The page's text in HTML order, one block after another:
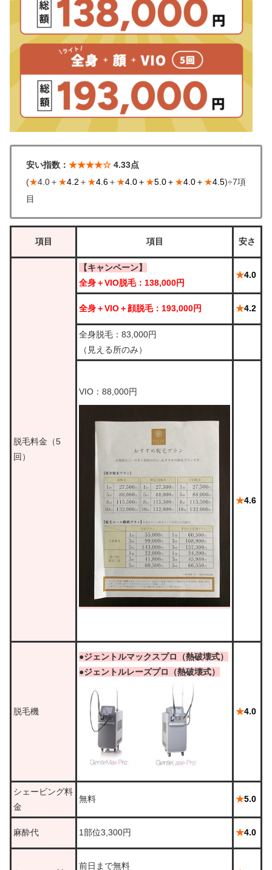
安い指数： ★★★★☆ 4.33点
(★4.0＋ ★4.2 ＋ ★4.6＋ ★4.0＋ ★5.0＋ ★4.0＋ ★4.5)÷7項
目
項目 項目 安さ
脱毛料金（5
回）
【キャンペーン】
全身＋VIO脱毛：138,000円
★4.0
全身＋VIO＋顔脱毛：193,000円 ★4.2
全身脱毛：83,000円
（見える所のみ）
VIO：88,000円
★4.6
脱毛機
●ジェントルマックスプロ（熱破壊式）
●ジェントルレーズプロ（熱破壊式）
★4.0
シェービング料
金
無料 ★5.0
麻酔代 1部位3,300円 ★4.0
前日まで無料